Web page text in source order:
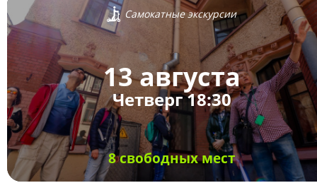
Самокатные экскурсии
13 августа
Четверг 18:30
8 свободных мест